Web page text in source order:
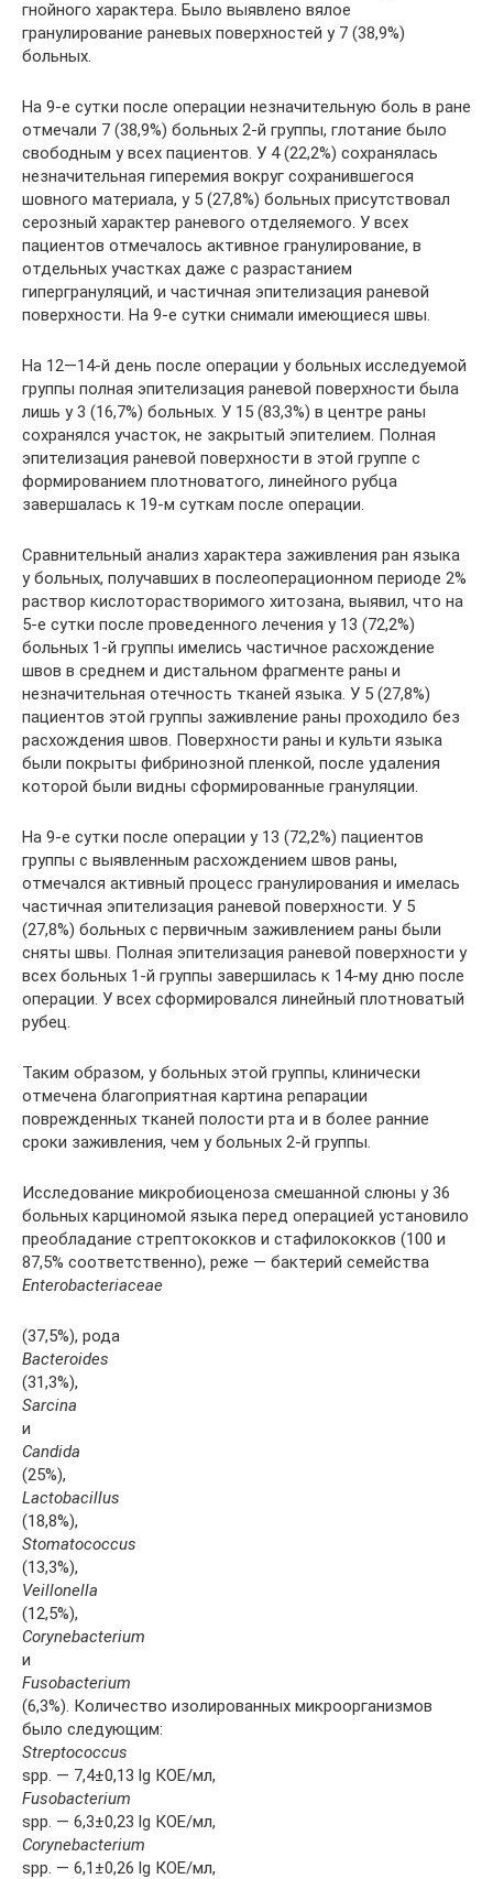
гнойного характера. Было выявлено вялое
гранулирование раневых поверхностей у 7 (38,9%)
больных.
На 9-е сутки после операции незначительную боль в ране
отмечали 7 (38,9%) больных 2-й группы, глотание было
свободным у всех пациентов. У 4 (22,2%) сохранялась
незначительная гиперемия вокруг сохранившегося
шовного материала, у 5 (27,8%) больных присутствовал
серозный характер раневого отделяемого. У всех
пациентов отмечалось активное гранулирование, в
отдельных участках даже с разрастанием
гипергрануляций, и частичная эпителизация раневой
поверхности. На 9-е сутки снимали имеющиеся швы.
На 12—14-й день после операции у больных исследуемой
группы полная эпителизация раневой поверхности была
лишь у 3 (16,7%) больных. У 15 (83,3%) в центре раны
сохранялся участок, не закрытый эпителием. Полная
эпителизация раневой поверхности в этой группе с
формированием плотноватого, линейного рубца
завершалась к 19-м суткам после операции.
Сравнительный анализ характера заживления ран языка
у больных, получавших в послеоперационном периоде 2%
раствор кислоторастворимого хитозана, выявил, что на
5-е сутки после проведенного лечения у 13 (72,2%)
больных 1-й группы имелись частичное расхождение
швов в среднем и дистальном фрагменте раны и
незначительная отечность тканей языка. У 5 (27,8%)
пациентов этой группы заживление раны проходило без
расхождения швов. Поверхности раны и культи языка
были покрыты фибринозной пленкой, после удаления
которой были видны сформированные грануляции.
На 9-е сутки после операции у 13 (72,2%) пациентов
группы с выявленным расхождением швов раны,
отмечался активный процесс гранулирования и имелась
частичная эпителизация раневой поверхности. У 5
(27,8%) больных с первичным заживлением раны были
сняты швы. Полная эпителизация раневой поверхности у
всех больных 1-й группы завершилась к 14-му дню после
операции. У всех сформировался линейный плотноватый
рубец.
Таким образом, у больных этой группы, клинически
отмечена благоприятная картина репарации
поврежденных тканей полости рта и в более ранние
сроки заживления, чем у больных 2-й группы.
Исследование микробиоценоза смешанной слюны у 36
больных карциномой языка перед операцией установило
преобладание стрептококков и стафилококков (100 и
87,5% соответственно), реже — бактерий семейства
Enterobacteriaceae
(37,5%), рода
Bacteroides
(31,3%),
Sarcina
и
Candida
(25%),
Lactobacillus
(18,8%),
Stomatococcus
(13,3%),
Veillonella
(12,5%),
Corynebacterium
и
Fusobacterium
(6,3%). Количество изолированных микроорганизмов
было следующим:
Streptococcus
spp. — 7,4±0,13 lg КОЕ/мл,
Fusobacterium
spp. — 6,3±0,23 lg КОЕ/мл,
Corynebacterium
spp. — 6,1±0,26 lg КОЕ/мл,